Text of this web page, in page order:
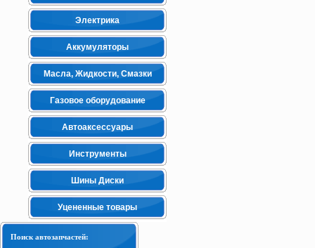
Электрика
Аккумуляторы
Масла, Жидкости, Смазки
Газовое оборудование
Автоаксессуары
Инструменты
Шины Диски
Уцененные товары
Поиск автозапчастей: